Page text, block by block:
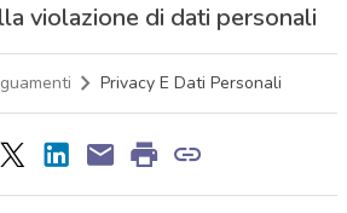
violazione di dati personali
Privacy E Dati Personali